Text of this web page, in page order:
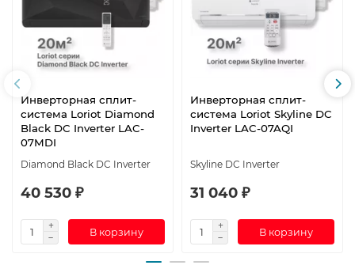
Инверторная сплит-
система Loriot Diamond
Black DC Inverter LAC-
07MDI
Diamond Black DC Inverter
40 530 ₽
В корзину
Инверторная сплит-
система Loriot Skyline DC
Inverter LAC-07AQI
Skyline DC Inverter
31 040 ₽
В корзину